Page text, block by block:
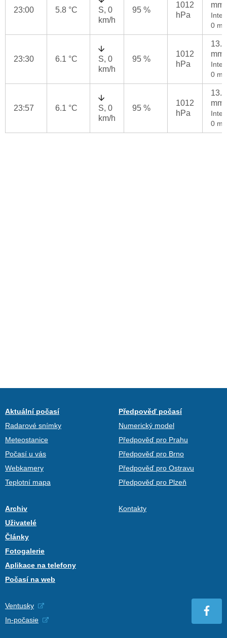
23:00 5.8 °C
S, 0
km/h
95 %
1012
hPa
mm
0
23:30 6.1 °C
S, 0
km/h
95 %
1012
hPa
13.2
mm
0
23:57 6.1 °C
S, 0
km/h
95 %
1012
hPa
13.2
mm
0
Aktuální počasí
Radarové snímky
Meteostanice
Počasí u vás
Webkamery
Teplotní mapa
Předpověď počasí
Numerický model
Předpověď pro Prahu
Předpověď pro Brno
Předpověď pro Ostravu
Předpověď pro Plzeň
Archiv
Uživatelé
Články
Fotogalerie
Aplikace na telefony
Počasí na web
Kontakty
Ventusky
In-počasie